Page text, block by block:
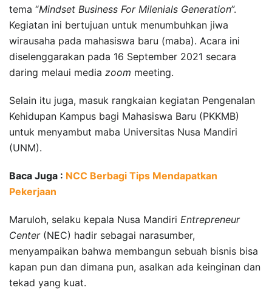
tema “Mindset Business For Milenials Generation”.
Kegiatan ini bertujuan untuk menumbuhkan jiwa
wirausaha pada mahasiswa baru (maba). Acara ini
diselenggarakan pada 16 September 2021 secara
daring melaui media zoom meeting.
Selain itu juga, masuk rangkaian kegiatan Pengenalan
Kehidupan Kampus bagi Mahasiswa Baru (PKKMB)
untuk menyambut maba Universitas Nusa Mandiri
(UNM).
Baca Juga : NCC Berbagi Tips Mendapatkan
Pekerjaan
Maruloh, selaku kepala Nusa Mandiri Entrepreneur
Center(NEC) hadir sebagai narasumber,
menyampaikan bahwa membangun sebuah bisnis bisa
kapan pun dan dimana pun, asalkan ada keinginan dan
tekad yang kuat.